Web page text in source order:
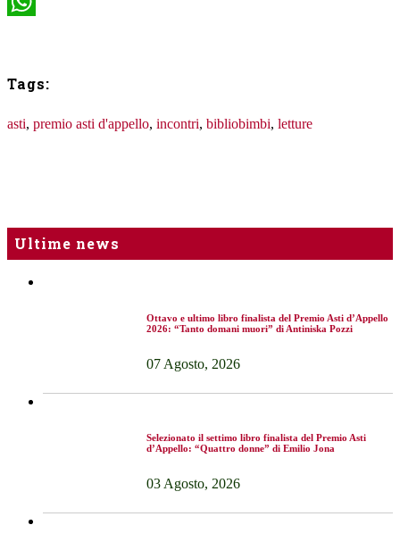
Tags:
asti, premio asti d'appello, incontri, bibliobimbi, letture
Ultime news
Ottavo e ultimo libro finalista del Premio Asti d’Appello
2026: “Tanto domani muori” di Antiniska Pozzi
07 Agosto, 2026
Selezionato il settimo libro finalista del Premio Asti
d’Appello: “Quattro donne” di Emilio Jona
03 Agosto, 2026